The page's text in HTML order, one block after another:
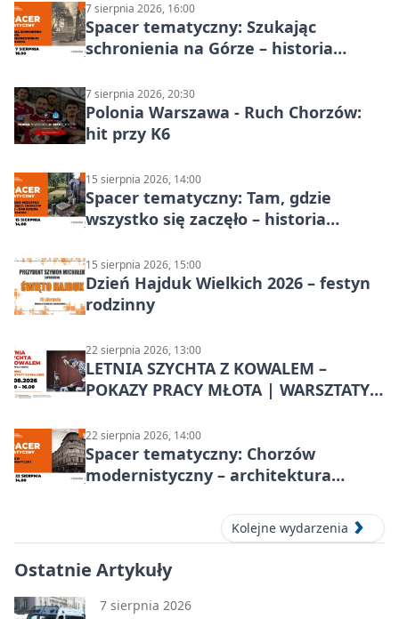
7 sierpnia 2026, 16:00
Spacer tematyczny: Szukając
schronienia na Górze – historia
7 sierpnia 2026, 20:30
Polonia Warszawa - Ruch Chorzów:
hit przy K6
15 sierpnia 2026, 14:00
Spacer tematyczny: Tam, gdzie
wszystko się zaczęło – historia
15 sierpnia 2026, 15:00
Dzień Hajduk Wielkich 2026 – festyn
rodzinny
22 sierpnia 2026, 13:00
LETNIA SZYCHTA Z KOWALEM –
POKAZY PRACY MŁOTA | WARSZTATY
22 sierpnia 2026, 14:00
Spacer tematyczny: Chorzów
modernistyczny – architektura
Kolejne wydarzenia
Ostatnie Artykuły
7 sierpnia 2026